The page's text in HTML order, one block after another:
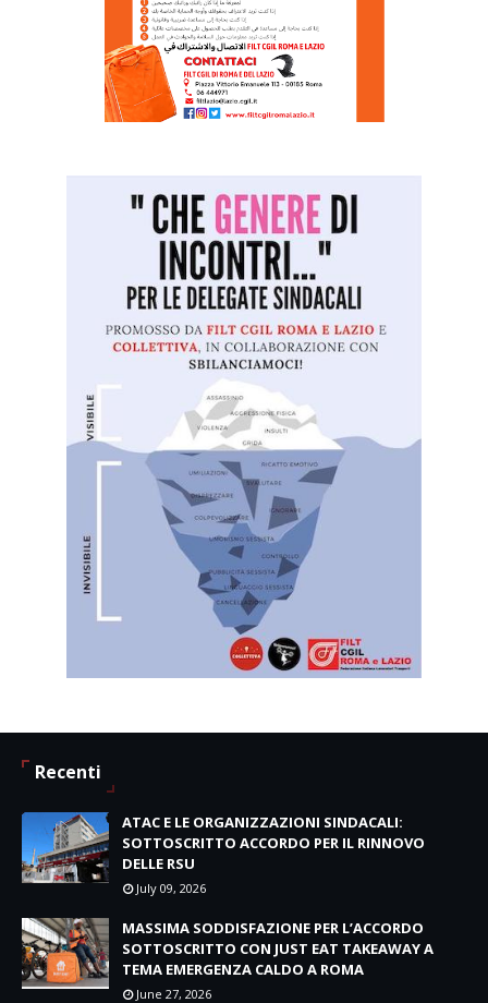
Recenti
ATAC E LE ORGANIZZAZIONI SINDACALI:
SOTTOSCRITTO ACCORDO PER IL RINNOVO
DELLE RSU
July 09, 2026
MASSIMA SODDISFAZIONE PER L’ACCORDO
SOTTOSCRITTO CON JUST EAT TAKEAWAY A
TEMA EMERGENZA CALDO A ROMA
June 27, 2026